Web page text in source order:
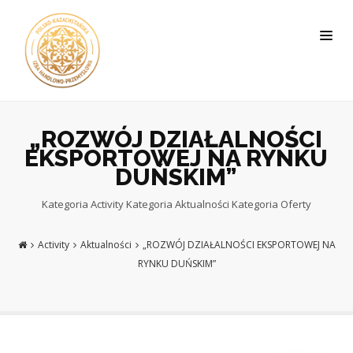
„ROZWÓJ DZIAŁALNOŚCI
EKSPORTOWEJ NA RYNKU
DUŃSKIM”
Kategoria ActivityKategoria Aktualności Kategoria Oferty
Activity Aktualności
„ROZWÓJ DZIAŁALNOŚCI EKSPORTOWEJ NA
RYNKU DUŃSKIM”